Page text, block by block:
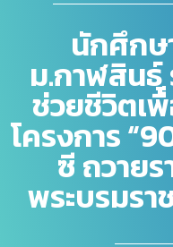
นักศึกษ
ม.กาฬสินธุ์
ช่วยชีวิตเ
โครงการ
ซี ถวาย
พระบรมร